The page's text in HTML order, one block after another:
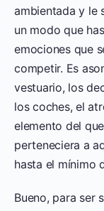
ambientada y le
un modo que
emociones que
competir. Es
vestuario, los
los coches, el
elemento del
perteneciera a
hasta el mínimo
Bueno, para ser